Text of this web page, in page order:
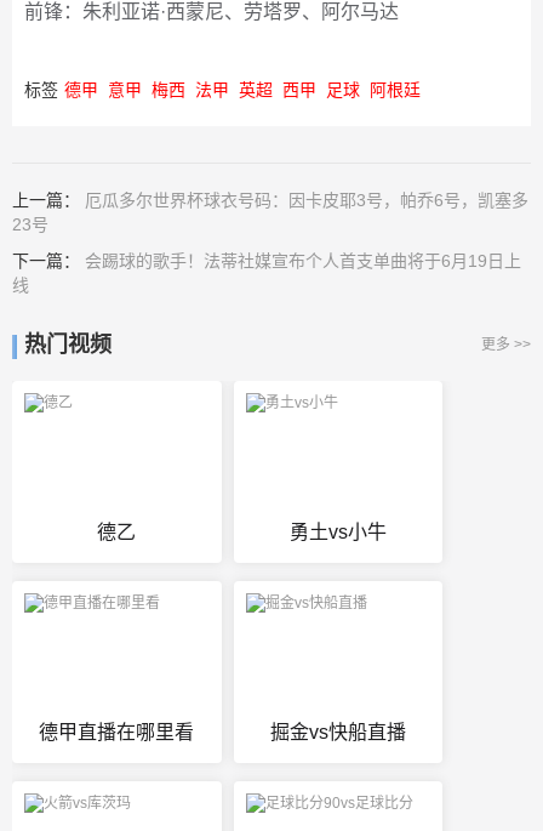
前锋：朱利亚诺·西蒙尼、劳塔罗、阿尔马达
标签 德甲 意甲 梅西 法甲 英超 西甲 足球 阿根廷
上一篇： 厄瓜多尔世界杯球衣号码：因卡皮耶3号，帕乔6号，凯塞多
23号
下一篇： 会踢球的歌手！法蒂社媒宣布个人首支单曲将于6月19日上
线
热门视频 更多 >>
德乙 勇土vs小牛
德甲直播在哪里看 掘金vs快船直播